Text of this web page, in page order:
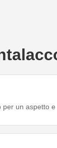
per un aspetto e